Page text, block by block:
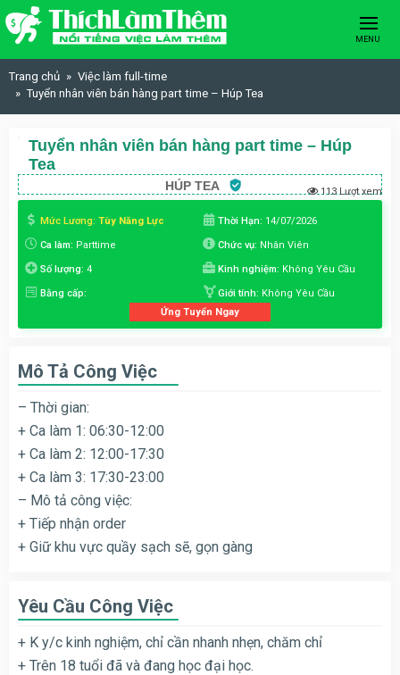
Skip to content
MENU
Trang chủ
Việc làm full-time
Tuyển nhân viên bán hàng part time – Húp Tea
Tuyển nhân viên bán hàng part time – Húp
Tea
HÚP TEA 113 Lượt xem
Mức Lương: Tùy Năng Lực Thời Hạn: 14/07/2026
Ca làm: Parttime Chức vụ: Nhân Viên
Số lượng: 4 Kinh nghiệm: Không Yêu Cầu
Bằng cấp: Giới tính: Không Yêu Cầu
Ứng Tuyển Ngay
Mô Tả Công Việc
– Thời gian:
+ Ca làm 1: 06:30-12:00
+ Ca làm 2: 12:00-17:30
+ Ca làm 3: 17:30-23:00
– Mô tả công việc:
+ Tiếp nhận order
+ Giữ khu vực quầy sạch sẽ, gọn gàng
Yêu Cầu Công Việc
+ K y/c kinh nghiệm, chỉ cần nhanh nhẹn, chăm chỉ
+ Trên 18 tuổi đã và đang học đại học.